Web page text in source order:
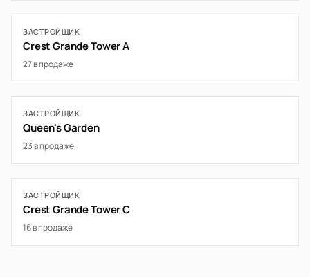
ЗАСТРОЙЩИК
Crest Grande Tower A
27 в продаже
ЗАСТРОЙЩИК
Queen's Garden
23 в продаже
ЗАСТРОЙЩИК
Crest Grande Tower C
16 в продаже